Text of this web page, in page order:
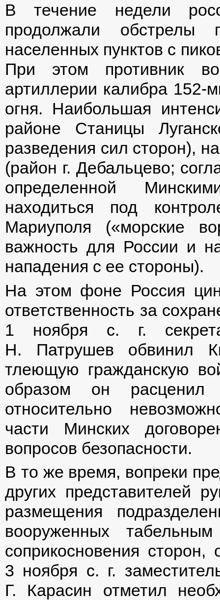
В течение недели
продолжали
населенных пунктов с
При этом противник
артиллерии калибра 152-
огня. Наибольшая
районе Станицы
разведения сил сторон),
(район г. Дебальцево;
определенной
находиться под
Мариуполя («морские
важность для России и
нападения с ее стороны).
На этом фоне Россия
ответственность за
1 ноября с. г.
Н. Патрушев обвинил
тлеющую гражданскую
образом он расценил
относительно
части Минских
вопросов безопасности.
В то же время, вопреки
других представителей
размещения
вооруженных
соприкосновения
3 ноября с. г.
Г. Карасин отметил